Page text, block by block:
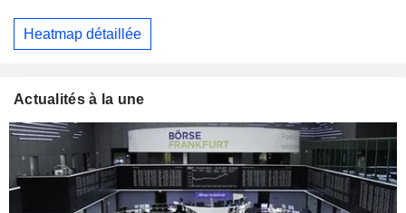
Heatmap détaillée
Actualités à la une